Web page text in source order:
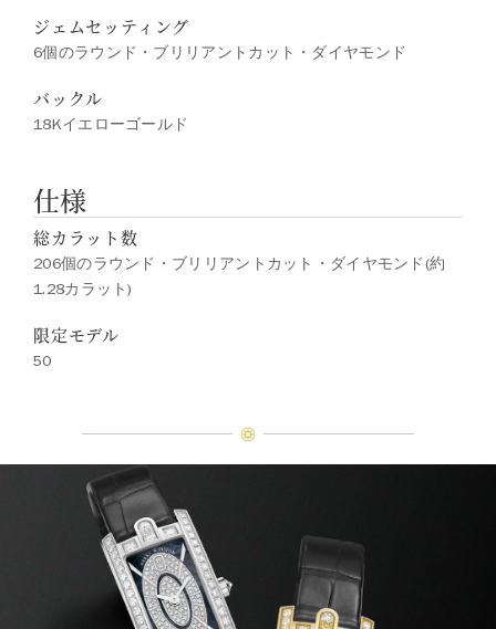
ジェムセッティング
6個のラウンド・ブリリアントカット・ダイヤモンド
バックル
18Kイエローゴールド
仕様
総カラット数
206個のラウンド・ブリリアントカット・ダイヤモンド(約
1.28カラット)
限定モデル
50